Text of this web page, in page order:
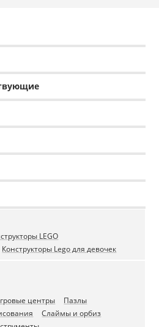
LEGO
Конструкторы Lego для девочек
центры
Пазлы
Слаймы и орбиз